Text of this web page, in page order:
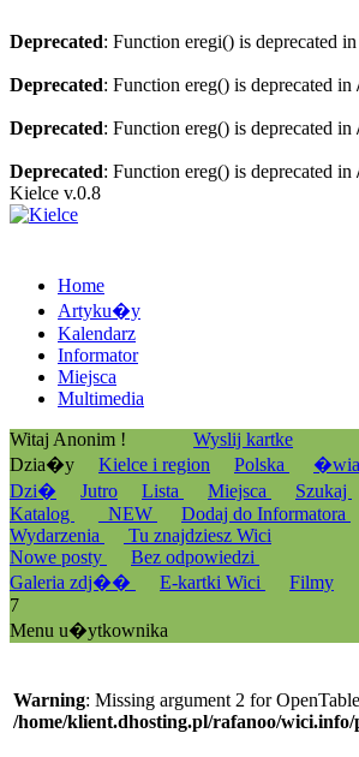
Deprecated: Function eregi() is deprecated in
Deprecated: Function ereg() is deprecated in
Deprecated: Function ereg() is deprecated in
Deprecated: Function ereg() is deprecated in
Kielce v.0.8
Home
Artyku�y
Kalendarz
Informator
Miejsca
Multimedia
Witaj Anonim !
Wyslij kartke
Dzia�y
Kielce i region Polska
Dzi�
Jutro Lista Miejsca Szukaj
Katalog
_NEW Dodaj do Informatora
Wydarzenia
Tu znajdziesz Wici
Nowe posty
Bez odpowiedzi
Galeria zdj��
E-kartki Wici
Filmy
7
Menu u�ytkownika
Warning: Missing argument 2 for
/home/klient.dhosting.pl/rafanoo/